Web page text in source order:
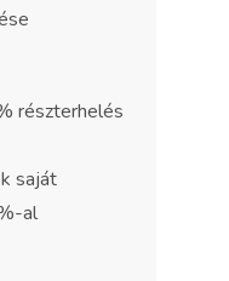
részterhelés
saját
al